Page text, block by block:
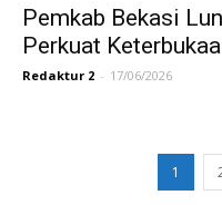
Pemkab Bekasi
Perkuat
Redaktur 2 - 17/06/2026
1